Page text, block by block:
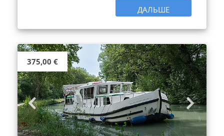
ДАЛЬШЕ
375,00 €
Previous Next